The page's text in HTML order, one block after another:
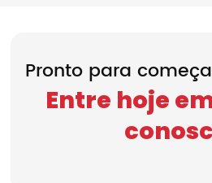
Pronto para
Entre hoje